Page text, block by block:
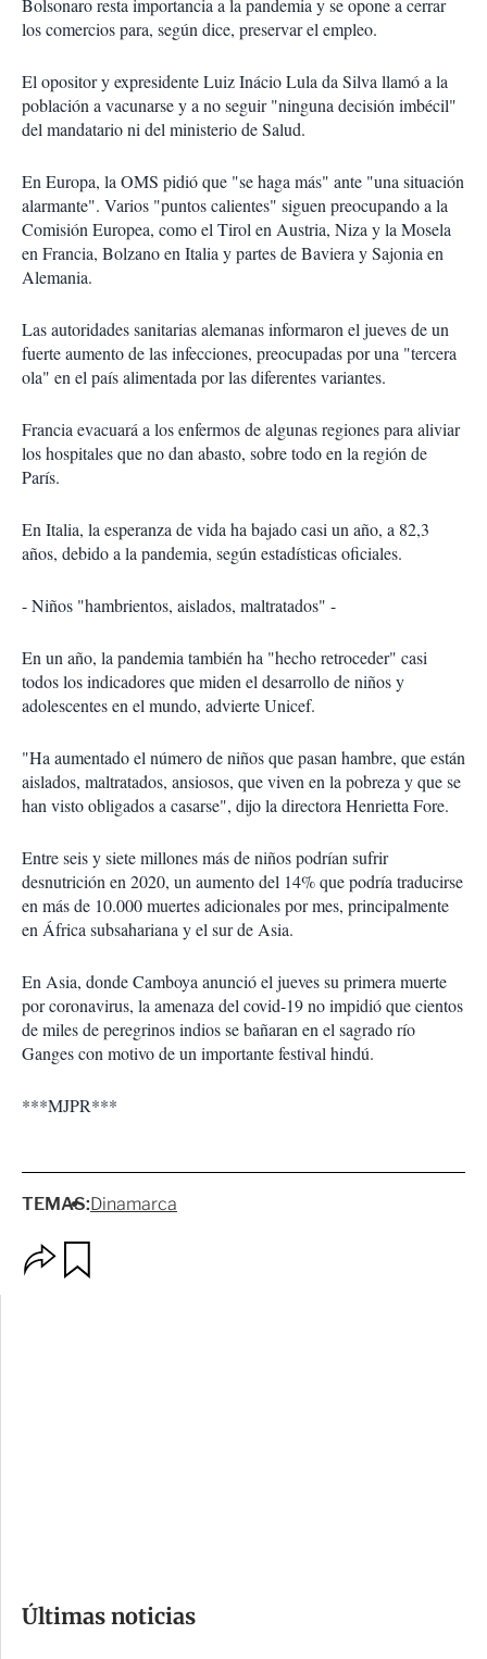
Bolsonaro resta importancia a la pandemia y se opone a cerrar
los comercios para, según dice, preservar el empleo.
El opositor y expresidente Luiz Inácio Lula da Silva llamó a la
población a vacunarse y a no seguir "ninguna decisión imbécil"
del mandatario ni del ministerio de Salud.
En Europa, la OMS pidió que "se haga más" ante "una situación
alarmante". Varios "puntos calientes" siguen preocupando a la
Comisión Europea, como el Tirol en Austria, Niza y la Mosela
en Francia, Bolzano en Italia y partes de Baviera y Sajonia en
Alemania.
Las autoridades sanitarias alemanas informaron el jueves de un
fuerte aumento de las infecciones, preocupadas por una "tercera
ola" en el país alimentada por las diferentes variantes.
Francia evacuará a los enfermos de algunas regiones para aliviar
los hospitales que no dan abasto, sobre todo en la región de
París.
En Italia, la esperanza de vida ha bajado casi un año, a 82,3
años, debido a la pandemia, según estadísticas oficiales.
- Niños "hambrientos, aislados, maltratados" -
En un año, la pandemia también ha "hecho retroceder" casi
todos los indicadores que miden el desarrollo de niños y
adolescentes en el mundo, advierte Unicef.
"Ha aumentado el número de niños que pasan hambre, que están
aislados, maltratados, ansiosos, que viven en la pobreza y que se
han visto obligados a casarse", dijo la directora Henrietta Fore.
Entre seis y siete millones más de niños podrían sufrir
desnutrición en 2020, un aumento del 14% que podría traducirse
en más de 10.000 muertes adicionales por mes, principalmente
en África subsahariana y el sur de Asia.
En Asia, donde Camboya anunció el jueves su primera muerte
por coronavirus, la amenaza del covid-19 no impidió que cientos
de miles de peregrinos indios se bañaran en el sagrado río
Ganges con motivo de un importante festival hindú.
***MJPR***
TEMAS:Dinamarca
m
Últimas noticias